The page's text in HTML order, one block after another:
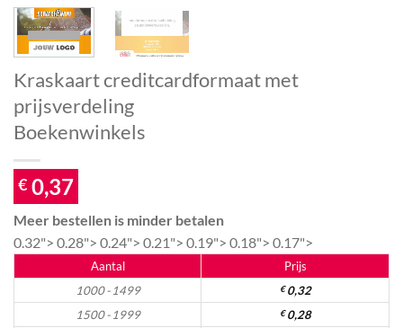
Kraskaart creditcardformaat met
prijsverdeling
Boekenwinkels
€ 0,37
Meer bestellen is minder betalen
0.32"> 0.28"> 0.24"> 0.21"> 0.19"> 0.18"> 0.17">
Aantal
Prijs
1000 - 1499
€0,32
1500 - 1999
€0,28